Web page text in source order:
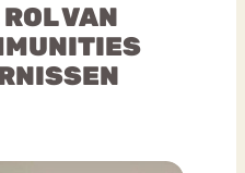
VAN